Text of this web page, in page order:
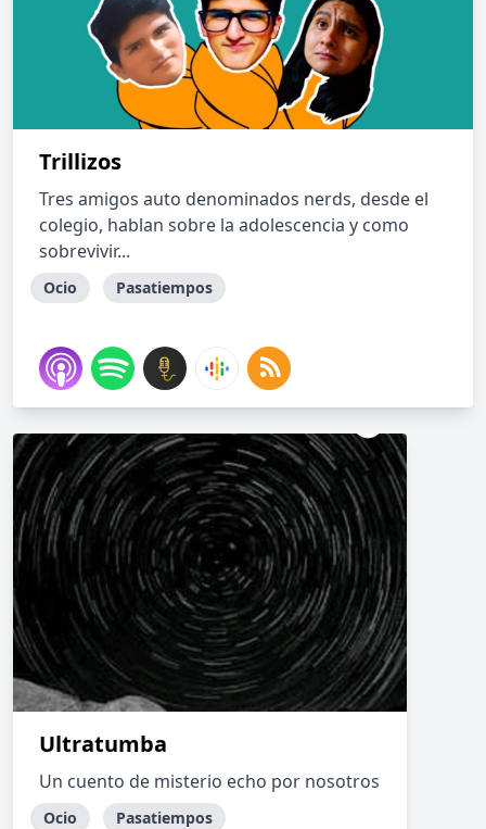
Trillizos
Tres amigos auto denominados nerds, desde el
colegio, hablan sobre la adolescencia y como
sobrevivir...
Ocio Pasatiempos
Ultratumba
Un cuento de misterio echo por nosotros
Ocio Pasatiempos